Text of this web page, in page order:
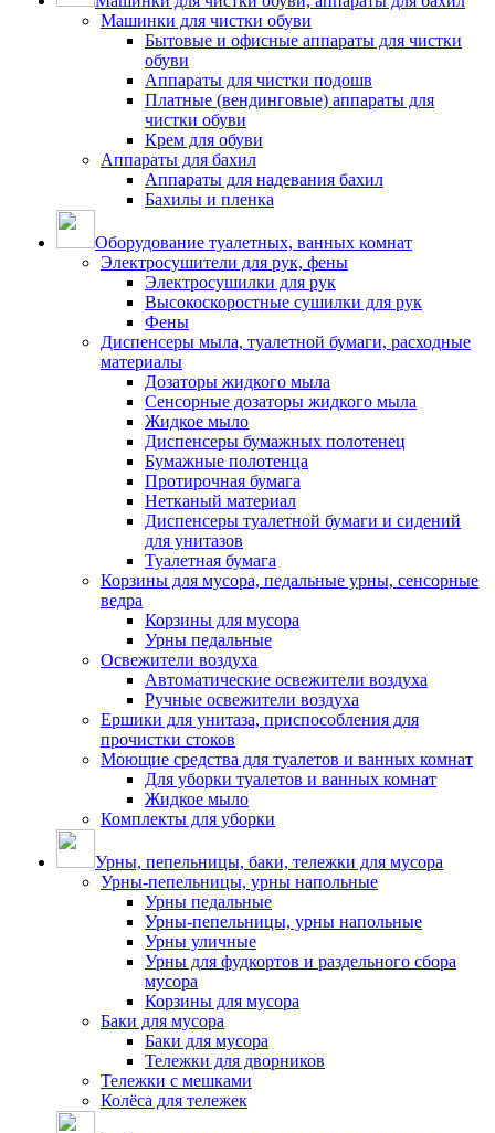
Машинки для чистки обуви
Бытовые и офисные аппараты для чистки
обуви
Аппараты для чистки подошв
Платные (вендинговые) аппараты для
чистки обуви
Крем для обуви
Аппараты для бахил
Аппараты для надевания бахил
Бахилы и пленка
Оборудование туалетных, ванных комнат
Электросушители для рук, фены
Электросушилки для рук
Высокоскоростные сушилки для рук
Фены
Диспенсеры мыла, туалетной бумаги, расходные
материалы
Дозаторы жидкого мыла
Сенсорные дозаторы жидкого мыла
Жидкое мыло
Диспенсеры бумажных полотенец
Бумажные полотенца
Протирочная бумага
Нетканый материал
Диспенсеры туалетной бумаги и сидений
для унитазов
Туалетная бумага
Корзины для мусора, педальные урны, сенсорные
ведра
Корзины для мусора
Урны педальные
Освежители воздуха
Автоматические освежители воздуха
Ручные освежители воздуха
Ершики для унитаза, приспособления для
прочистки стоков
Моющие средства для туалетов и ванных комнат
Для уборки туалетов и ванных комнат
Жидкое мыло
Комплекты для уборки
Урны, пепельницы, баки, тележки для мусора
Урны-пепельницы, урны напольные
Урны педальные
Урны-пепельницы, урны напольные
Урны уличные
Урны для фудкортов и раздельного сбора
мусора
Корзины для мусора
Баки для мусора
Баки для мусора
Тележки для дворников
Тележки с мешками
Колёса для тележек